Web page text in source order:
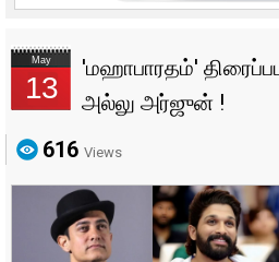
May
13
'மஹாபாரதம்'
அல்லு அர்ஜுன் !
616 Views